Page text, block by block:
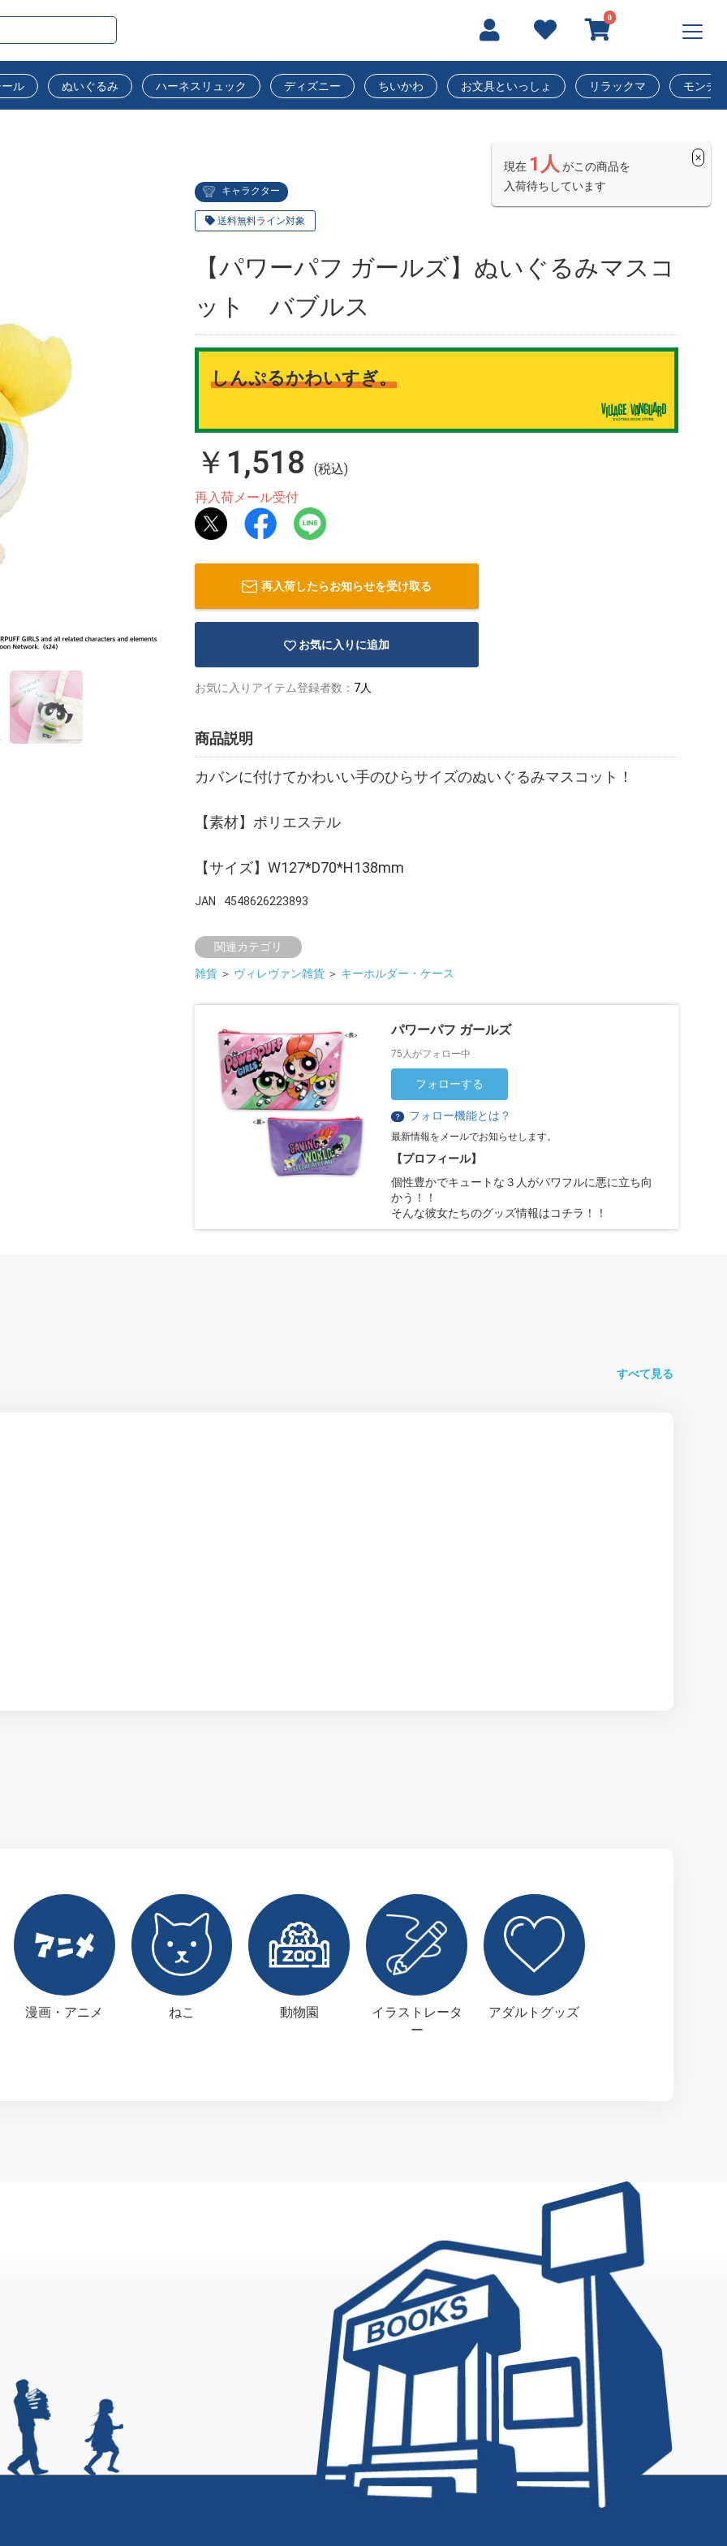
0
ル ぬいぐるみ ハーネスリュック ディズニー ちいかわ お文具といっしょ リラックマ モンチ
現在 1人 がこの商品を
入荷待ちしています
×
キャラクター
送料無料ライン対象
【パワーパフ ガールズ】ぬいぐるみマスコ
ット バブルス
しんぷるかわいすぎ。
￥1,518
(税込)
再入荷メール受付
再入荷したらお知らせを受け取る
お気に入りに追加
お気に入りアイテム登録者数： 7人
商品説明
カバンに付けてかわいい手のひらサイズのぬいぐるみマスコット！
【素材】ポリエステル
【サイズ】W127*D70*H138mm
JAN 4548626223893
関連カテゴリ
雑貨 ＞ ヴィレヴァン雑貨 ＞ キーホルダー・ケース
パワーパフ ガールズ
75人がフォロー中
フォローする
？ フォロー機能とは？
最新情報をメールでお知らせします。
【プロフィール】
個性豊かでキュートな３人がパワフルに悪に立ち向
かう！！
そんな彼女たちのグッズ情報はコチラ！！
すべて見る
漫画・アニメ ねこ 動物園
イラストレータ
ー
アダルトグッズ